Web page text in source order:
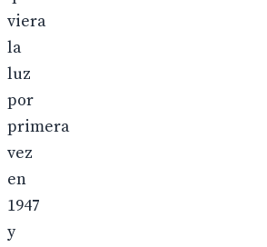
viera
la
luz
por
primera
vez
en
1947
y